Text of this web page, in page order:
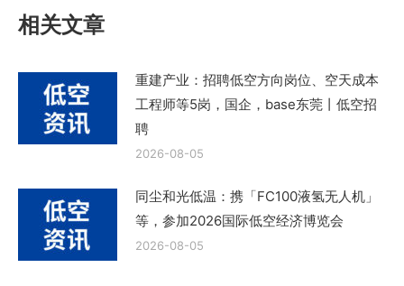
相关文章
重建产业：招聘低空方向岗位、空天成本
工程师等5岗，国企，base东莞丨低空招
聘
2026-08-05
同尘和光低温：携「FC100液氢无人机」
等，参加2026国际低空经济博览会
2026-08-05